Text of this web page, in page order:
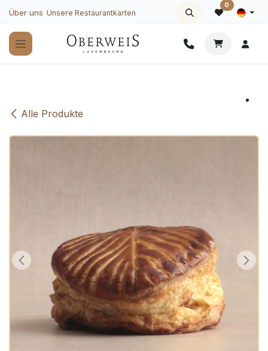
Zum Inhalt springen
Über uns Unsere Restaurantkarten
0
Alle Produkte